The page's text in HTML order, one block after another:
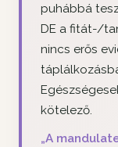
puhábbá
DE a fitát-/
nincs erős
kötelező.
„A